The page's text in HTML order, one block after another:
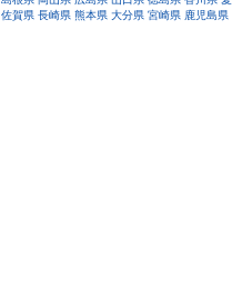
佐賀県 長崎県 熊本県 大分県 宮崎県 鹿児島県